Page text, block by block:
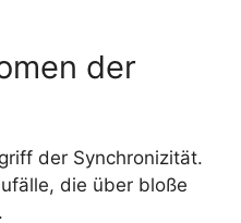
der
der Synchronizität.
die über bloße